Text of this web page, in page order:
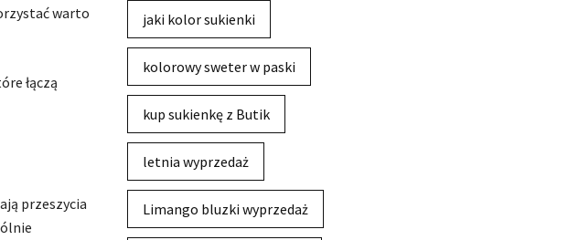
warto
łączą
przeszycia
jaki kolor sukienki
kolorowy sweter w paski
kup sukienkę z Butik
letnia wyprzedaż
Limango bluzki wyprzedaż